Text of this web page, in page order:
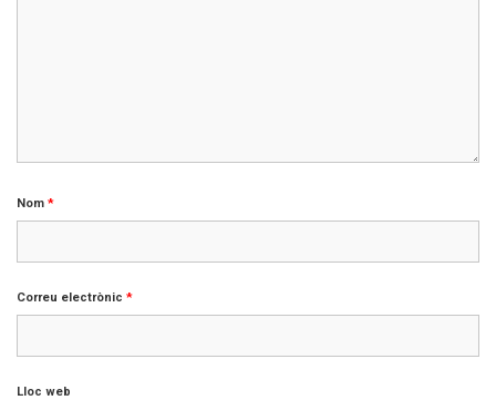
Nom *
Correu electrònic *
Lloc web